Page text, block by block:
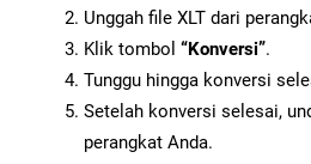
Unggah file XLT dari
Klik tombol “Konversi”.
Tunggu hingga konversi
Setelah konversi selesai,
perangkat Anda.